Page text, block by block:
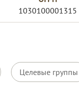
1030100001315
Целевые группы